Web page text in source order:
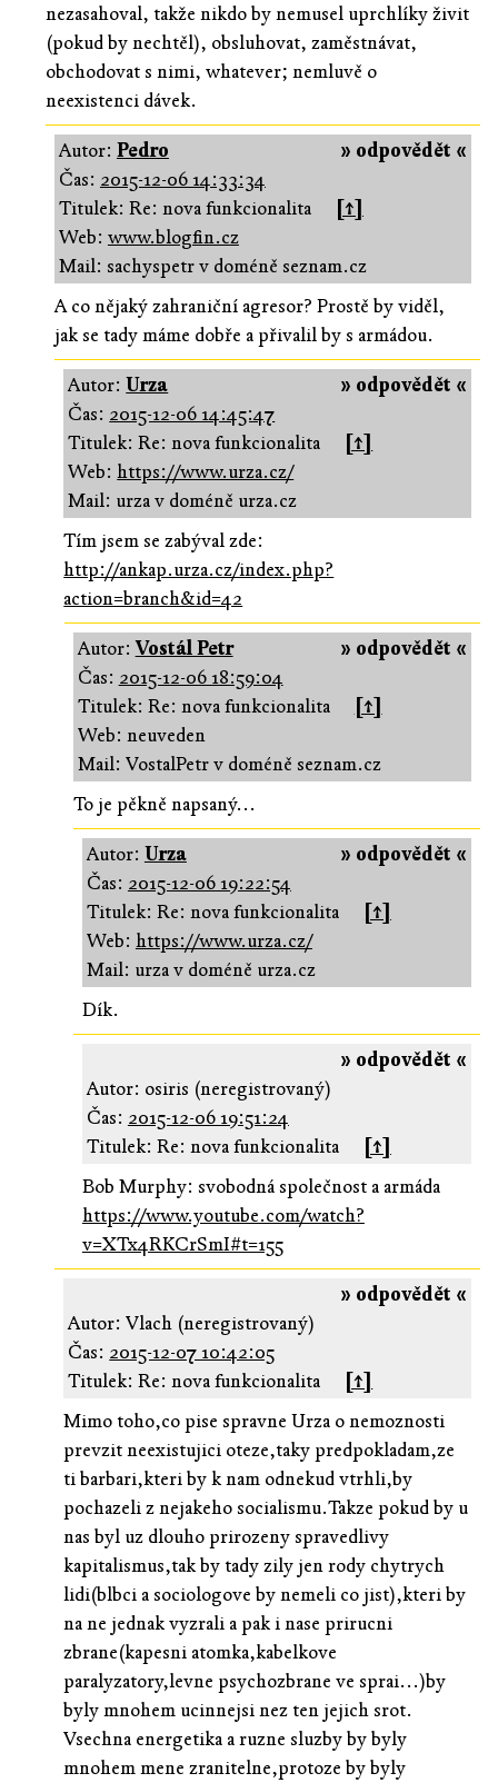
nezasahoval, takže nikdo by nemusel uprchlíky živit
(pokud by nechtěl), obsluhovat, zaměstnávat,
obchodovat s nimi, whatever; nemluvě o
neexistenci dávek.
» odpovědět «
Autor: Pedro
Čas: 2015-12-06 14:33:34
Titulek: Re: nova funkcionalita
[↑]
Web: www.blogfin.cz
Mail: sachyspetr v doméně seznam.cz
A co nějaký zahraniční agresor? Prostě by viděl,
jak se tady máme dobře a přivalil by s armádou.
» odpovědět «
Autor:Urza
Čas: 2015-12-06 14:45:47
Titulek: Re: nova funkcionalita
[↑]
Web:https://www.urza.cz/
Mail: urza v doméně urza.cz
Tím jsem se zabýval zde:
http://ankap.urza.cz/index.php?
action=branch&id=42
» odpovědět «
Autor:Vostál Petr
Čas: 2015-12-06 18:59:04
Titulek: Re: nova funkcionalita
[↑]
Web: neuveden
Mail: VostalPetr v doméně seznam.cz
To je pěkně napsaný...
» odpovědět «
Autor: Urza
Čas: 2015-12-06 19:22:54
Titulek: Re: nova funkcionalita
[↑]
Web: https://www.urza.cz/
Mail: urza v doméně urza.cz
Dík.
» odpovědět «
Autor: osiris (neregistrovaný)
Čas: 2015-12-06 19:51:24
Titulek: Re: nova funkcionalita
[↑]
Bob Murphy: svobodná společnost a armáda
https://www.youtube.com/watch?
v=XTx4RKCrSmI#t=155
» odpovědět «
Autor: Vlach (neregistrovaný)
Čas: 2015-12-07 10:42:05
Titulek: Re: nova funkcionalita
[↑]
Mimo toho,co pise spravne Urza o nemoznosti
prevzit neexistujici oteze,taky predpokladam,ze
ti barbari,kteri by k nam odnekud vtrhli,by
pochazeli z nejakeho socialismu.Takze pokud by u
nas byl uz dlouho prirozeny spravedlivy
kapitalismus,tak by tady zily jen rody chytrych
lidi(blbci a sociologove by nemeli co jist),kteri by
na ne jednak vyzrali a pak i nase prirucni
zbrane(kapesni atomka,kabelkove
paralyzatory,levne psychozbrane ve sprai...)by
byly mnohem ucinnejsi nez ten jejich srot.
Vsechna energetika a ruzne sluzby by byly
mnohem mene zranitelne,protoze by byly